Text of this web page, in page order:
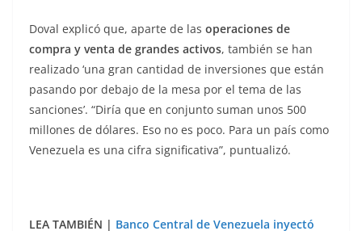
Doval explicó que, aparte de las operaciones de
compra y venta de grandes activos, también se han
realizado ‘una gran cantidad de inversiones que están
pasando por debajo de la mesa por el tema de las
sanciones’. “Diría que en conjunto suman unos 500
millones de dólares. Eso no es poco. Para un país como
Venezuela es una cifra significativa”, puntualizó.
LEA TAMBIÉN | Banco Central de Venezuela inyectó